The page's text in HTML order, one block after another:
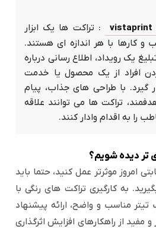
: تراکت ها یک ابزار
و کارها با هر اندازه ای هستند.
یک رویداد، اطلاع رسانی درباره
افراد از یک محصول یا خدمت
گیرد. با طراحی های جذاب، پیام
تراکت ها می توانند علاقه
را به اقدام وادار کنند.
تر دیده شویم؟
امروز موثرتر عمل کنید، حتما باید
به کارگیری تراکت های رنگی با
تیتر مناسب و واضح، ارائه پیشنهاد
مفید از راهکارهای افزایش اثرگذاری